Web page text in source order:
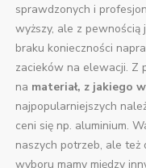
sprawdzonych i
wyższy, ale z
braku konieczności
zacieków na elewacji. Z
na materiał, z jakiego
najpopularniejszych
ceni się np. aluminium.
naszych potrzeb, ale też
wyboru mamy między